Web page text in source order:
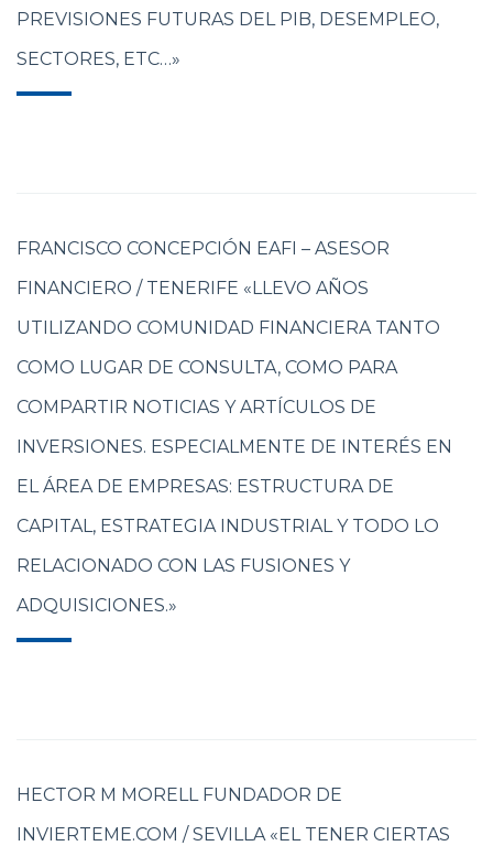
PREVISIONES FUTURAS DEL PIB, DESEMPLEO,
SECTORES, ETC…»
FRANCISCO CONCEPCIÓN EAFI – ASESOR
FINANCIERO / TENERIFE «LLEVO AÑOS
UTILIZANDO COMUNIDAD FINANCIERA TANTO
COMO LUGAR DE CONSULTA, COMO PARA
COMPARTIR NOTICIAS Y ARTÍCULOS DE
INVERSIONES. ESPECIALMENTE DE INTERÉS EN
EL ÁREA DE EMPRESAS: ESTRUCTURA DE
CAPITAL, ESTRATEGIA INDUSTRIAL Y TODO LO
RELACIONADO CON LAS FUSIONES Y
ADQUISICIONES.»
HECTOR M MORELL FUNDADOR DE
INVIERTEME.COM / SEVILLA «EL TENER CIERTAS